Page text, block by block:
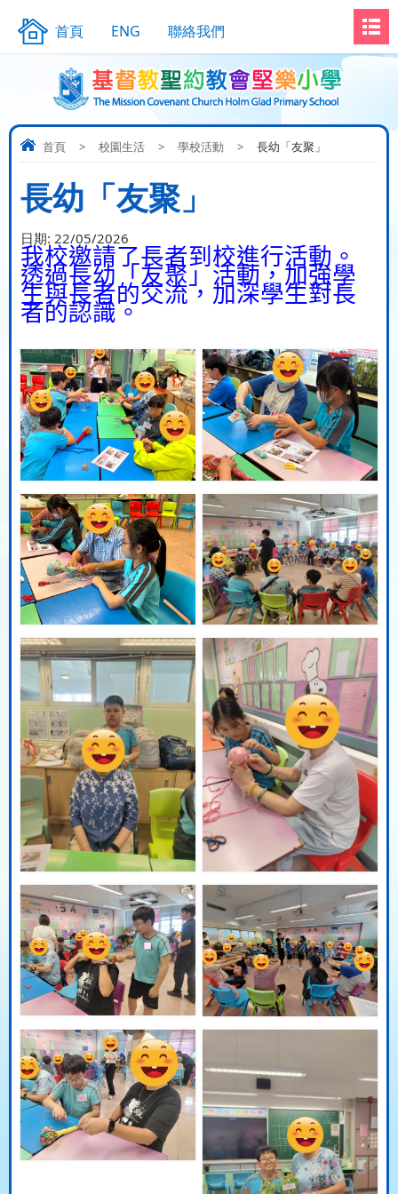
首頁 ENG 聯絡我們
首頁 > 校園生活 > 學校活動 > 長幼「友聚」
長幼「友聚」
日期: 22/05/2026
我校邀請了長者到校進行活動。
透過長幼「友聚」活動，加強學
生與長者的交流，加深學生對長
者的認識。